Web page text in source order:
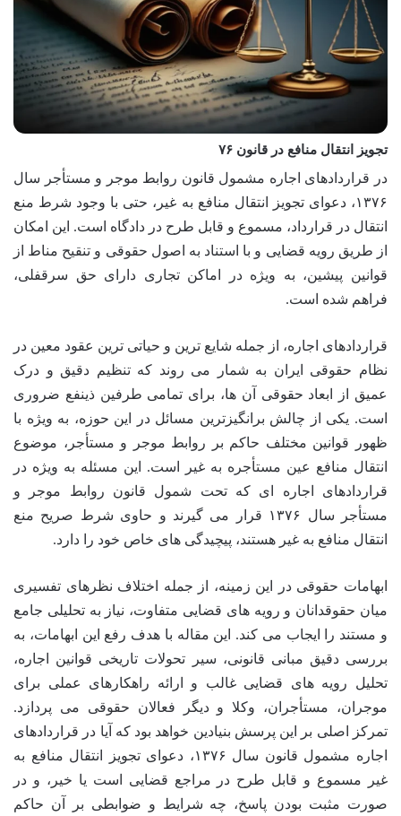
تجویز انتقال منافع در قانون ۷۶
در قراردادهای اجاره مشمول قانون روابط موجر و مستأجر سال
۱۳۷۶، دعوای تجویز انتقال منافع به غیر، حتی با وجود شرط منع
انتقال در قرارداد، مسموع و قابل طرح در دادگاه است. این امکان
از طریق رویه قضایی و با استناد به اصول حقوقی و تنقیح مناط از
قوانین پیشین، به ویژه در اماکن تجاری دارای حق سرقفلی،
فراهم شده است.
قراردادهای اجاره، از جمله شایع ترین و حیاتی ترین عقود معین در
نظام حقوقی ایران به شمار می روند که تنظیم دقیق و درک
عمیق از ابعاد حقوقی آن ها، برای تمامی طرفین ذینفع ضروری
است. یکی از چالش برانگیزترین مسائل در این حوزه، به ویژه با
ظهور قوانین مختلف حاکم بر روابط موجر و مستأجر، موضوع
انتقال منافع عین مستأجره به غیر است. این مسئله به ویژه در
قراردادهای اجاره ای که تحت شمول قانون روابط موجر و
مستأجر سال ۱۳۷۶ قرار می گیرند و حاوی شرط صریح منع
انتقال منافع به غیر هستند، پیچیدگی های خاص خود را دارد.
ابهامات حقوقی در این زمینه، از جمله اختلاف نظرهای تفسیری
میان حقوقدانان و رویه های قضایی متفاوت، نیاز به تحلیلی جامع
و مستند را ایجاب می کند. این مقاله با هدف رفع این ابهامات، به
بررسی دقیق مبانی قانونی، سیر تحولات تاریخی قوانین اجاره،
تحلیل رویه های قضایی غالب و ارائه راهکارهای عملی برای
موجران، مستأجران، وکلا و دیگر فعالان حقوقی می پردازد.
تمرکز اصلی بر این پرسش بنیادین خواهد بود که آیا در قراردادهای
اجاره مشمول قانون سال ۱۳۷۶، دعوای تجویز انتقال منافع به
غیر مسموع و قابل طرح در مراجع قضایی است یا خیر، و در
صورت مثبت بودن پاسخ، چه شرایط و ضوابطی بر آن حاکم